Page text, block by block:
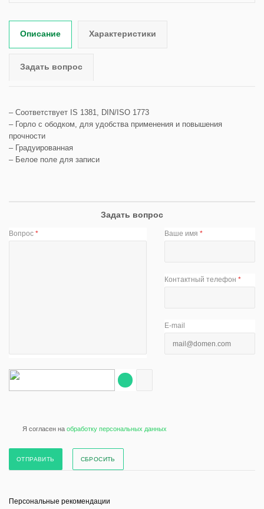
Описание Характеристики
Задать вопрос
– Соответствует IS 1381, DIN/ISO 1773
– Горло с ободком, для удобства применения и повышения
прочности
– Градуированная
– Белое поле для записи
Задать вопрос
Вопрос * Ваше имя*
Контактный телефон*
E-mail
Я согласен на обработку персональных данных
СБРОСИТЬ
Персональные рекомендации